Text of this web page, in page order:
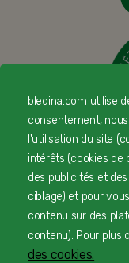
© Copyright
bledina.com utilise
consentement,
l'utilisation du site
intérêts (cookies de
des publicités et
ciblage) et pour
contenu sur des
contenu). Pour plus
des cookies.